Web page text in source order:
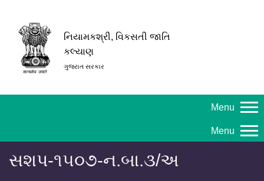
નિયામકશ્રી, વિકસતી જાતિ
કલ્યાણ
ગુજરાત સરકાર
Menu
Menu
સશપ-૧૫૦૭-ન.બા.૩/અ